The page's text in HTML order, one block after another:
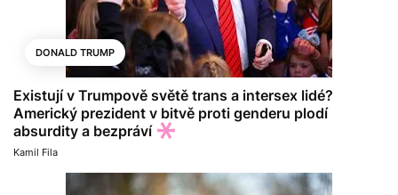
DONALD TRUMP
Existují v Trumpově světě trans a intersex lidé?
Americký prezident v bitvě proti genderu plodí
absurdity a bezpráví
Kamil Fila